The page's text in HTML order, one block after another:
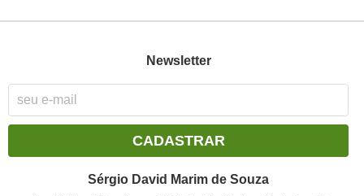
Newsletter
CADASTRAR
Sérgio David Marim de Souza